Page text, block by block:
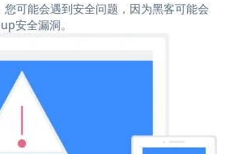
可能会遇到安全问题，因为黑客可能会
安全漏洞。